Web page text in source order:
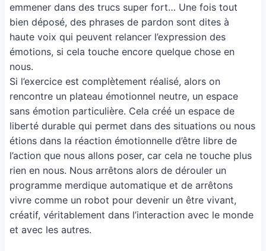
emmener dans des trucs super fort… Une fois tout
bien déposé, des phrases de pardon sont dites à
haute voix qui peuvent relancer l’expression des
émotions, si cela touche encore quelque chose en
nous.
Si l’exercice est complètement réalisé, alors on
rencontre un plateau émotionnel neutre, un espace
sans émotion particulière. Cela créé un espace de
liberté durable qui permet dans des situations ou nous
étions dans la réaction émotionnelle d’être libre de
l’action que nous allons poser, car cela ne touche plus
rien en nous. Nous arrêtons alors de dérouler un
programme merdique automatique et de arrêtons
vivre comme un robot pour devenir un être vivant,
créatif, véritablement dans l’interaction avec le monde
et avec les autres.